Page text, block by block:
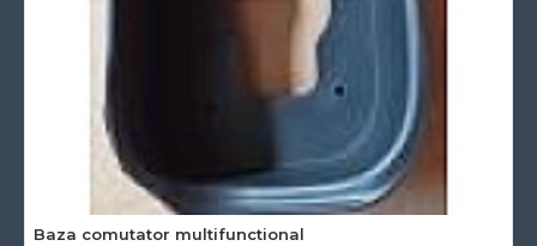
Baza comutator multifunctional